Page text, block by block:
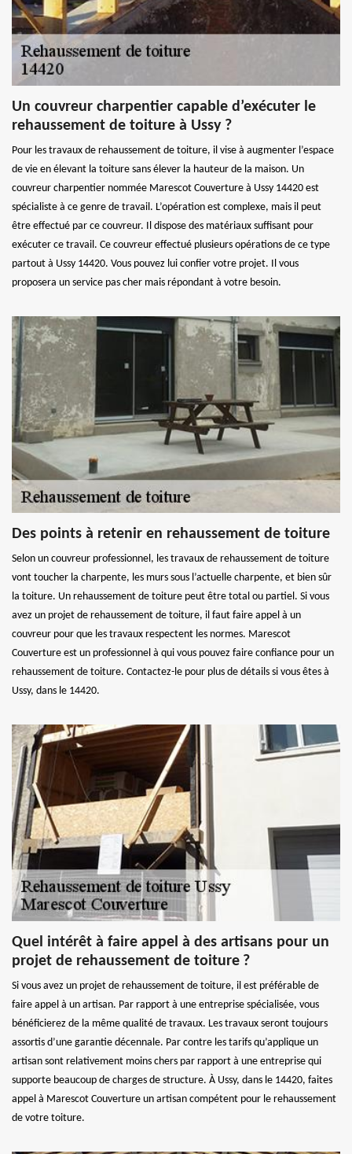
Un couvreur charpentier capable d’exécuter le
rehaussement de toiture à Ussy ?
Pour les travaux de rehaussement de toiture, il vise à augmenter l’espace
de vie en élevant la toiture sans élever la hauteur de la maison. Un
couvreur charpentier nommée Marescot Couverture à Ussy 14420 est
spécialiste à ce genre de travail. L’opération est complexe, mais il peut
être effectué par ce couvreur. Il dispose des matériaux suffisant pour
exécuter ce travail. Ce couvreur effectué plusieurs opérations de ce type
partout à Ussy 14420. Vous pouvez lui confier votre projet. Il vous
proposera un service pas cher mais répondant à votre besoin.
Des points à retenir en rehaussement de toiture
Selon un couvreur professionnel, les travaux de rehaussement de toiture
vont toucher la charpente, les murs sous l’actuelle charpente, et bien sûr
la toiture. Un rehaussement de toiture peut être total ou partiel. Si vous
avez un projet de rehaussement de toiture, il faut faire appel à un
couvreur pour que les travaux respectent les normes. Marescot
Couverture est un professionnel à qui vous pouvez faire confiance pour un
rehaussement de toiture. Contactez-le pour plus de détails si vous êtes à
Ussy, dans le 14420.
Quel intérêt à faire appel à des artisans pour un
projet de rehaussement de toiture ?
Si vous avez un projet de rehaussement de toiture, il est préférable de
faire appel à un artisan. Par rapport à une entreprise spécialisée, vous
bénéficierez de la même qualité de travaux. Les travaux seront toujours
assortis d’une garantie décennale. Par contre les tarifs qu’applique un
artisan sont relativement moins chers par rapport à une entreprise qui
supporte beaucoup de charges de structure. À Ussy, dans le 14420, faites
appel à Marescot Couverture un artisan compétent pour le rehaussement
de votre toiture.